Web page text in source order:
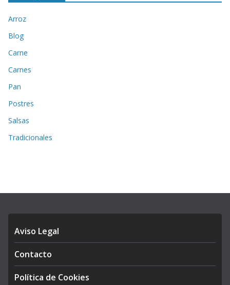
Arroz
Blog
Carne
Carnes
Pan
Postres
Salsas
Tradicionales
Aviso Legal
Contacto
Política de Cookies